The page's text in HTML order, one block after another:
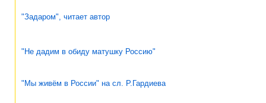
"Задаром", читает автор
"Не дадим в обиду матушку Россию"
"Мы живём в России" на сл. Р.Гардиева